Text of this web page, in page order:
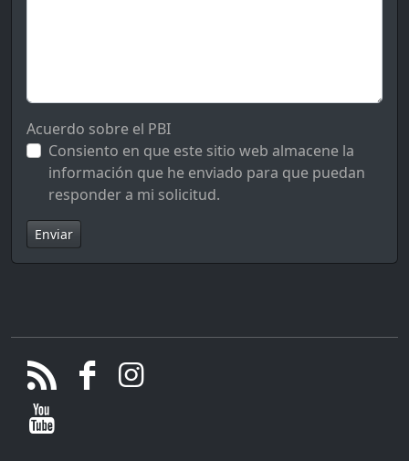
Acuerdo sobre el PBI
Consiento en que este sitio web almacene la
información que he enviado para que puedan
responder a mi solicitud.